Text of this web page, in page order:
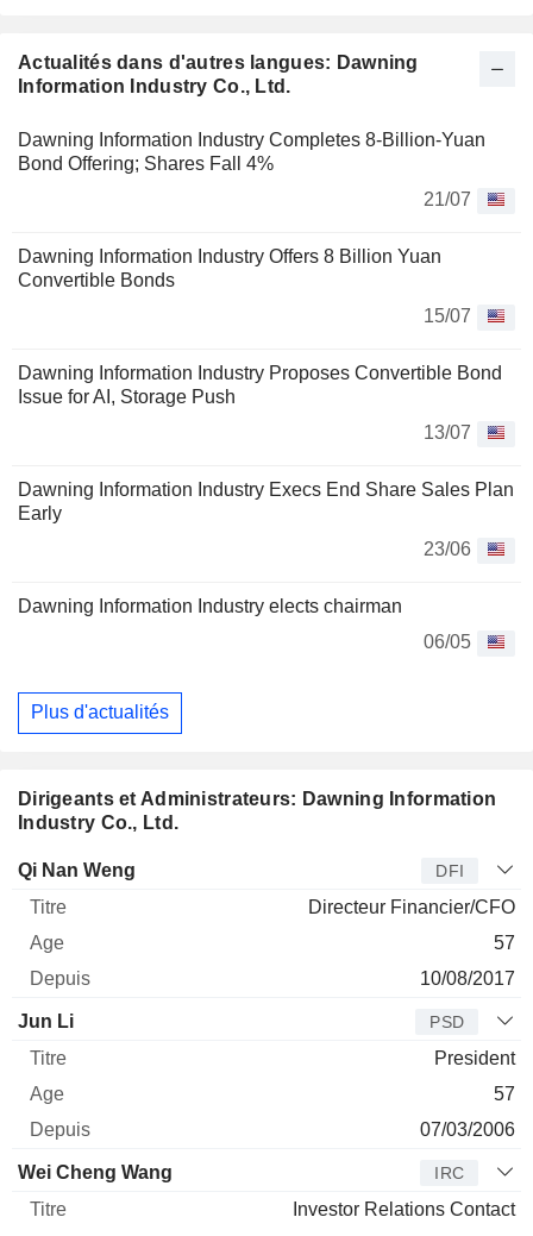
Actualités dans d'autres langues: Dawning
Information Industry Co., Ltd.
Dawning Information Industry Completes 8-Billion-Yuan
Bond Offering; Shares Fall 4%
21/07
Dawning Information Industry Offers 8 Billion Yuan
Convertible Bonds
15/07
Dawning Information Industry Proposes Convertible Bond
Issue for AI, Storage Push
13/07
Dawning Information Industry Execs End Share Sales Plan
Early
23/06
Dawning Information Industry elects chairman
06/05
Plus d'actualités
Dirigeants et Administrateurs: Dawning Information
Industry Co., Ltd.
Dirigeant Titre
Qi Nan Weng DFI
Directeur Financier/CFO
57
10/08/2017
Jun Li PSD
President
57
07/03/2006
Wei Cheng Wang IRC
Investor Relations Contact